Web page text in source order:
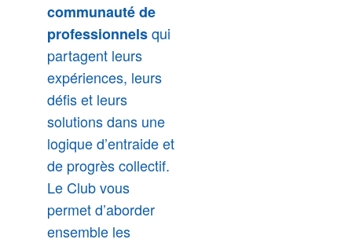
communauté de
professionnelsqui
partagent leurs
expériences, leurs
défis et leurs
solutions dans une
logique d’entraide et
de progrès collectif.
Le Club vous
permet d’aborder
ensemble les